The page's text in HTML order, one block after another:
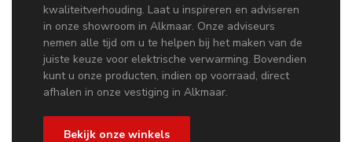
kwaliteitverhouding. Laat u inspireren en adviseren
in onze showroom in Alkmaar. Onze adviseurs
nemen alle tijd om u te helpen bij het maken van de
juiste keuze voor elektrische verwarming. Bovendien
kunt u onze producten, indien op voorraad, direct
afhalen in onze vestiging in Alkmaar.
Bekijk onze winkels